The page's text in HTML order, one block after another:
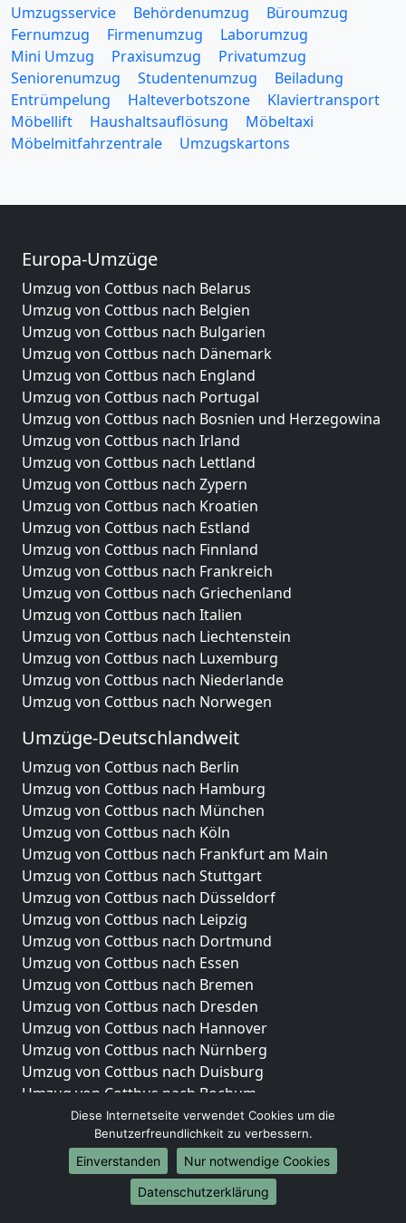
Umzugsservice Behördenumzug
Büroumzug
Fernumzug
Firmenumzug
Laborumzug
Mini Umzug
Praxisumzug
Privatumzug
Seniorenumzug
Studentenumzug
Beiladung
Entrümpelung
Halteverbotszone
Klaviertransport
Möbellift
Haushaltsauflösung
Möbeltaxi
Möbelmitfahrzentrale
Umzugskartons
Europa-Umzüge
Umzug von Cottbus nach Belarus
Umzug von Cottbus nach Belgien
Umzug von Cottbus nach Bulgarien
Umzug von Cottbus nach Dänemark
Umzug von Cottbus nach England
Umzug von Cottbus nach Portugal
Umzug von Cottbus nach Bosnien und Herzegowina
Umzug von Cottbus nach Irland
Umzug von Cottbus nach Lettland
Umzug von Cottbus nach Zypern
Umzug von Cottbus nach Kroatien
Umzug von Cottbus nach Estland
Umzug von Cottbus nach Finnland
Umzug von Cottbus nach Frankreich
Umzug von Cottbus nach Griechenland
Umzug von Cottbus nach Italien
Umzug von Cottbus nach Liechtenstein
Umzug von Cottbus nach Luxemburg
Umzug von Cottbus nach Niederlande
Umzug von Cottbus nach Norwegen
Umzüge-Deutschlandweit
Umzug von Cottbus nach Berlin
Umzug von Cottbus nach Hamburg
Umzug von Cottbus nach München
Umzug von Cottbus nach Köln
Umzug von Cottbus nach Frankfurt am Main
Umzug von Cottbus nach Stuttgart
Umzug von Cottbus nach Düsseldorf
Umzug von Cottbus nach Leipzig
Umzug von Cottbus nach Dortmund
Umzug von Cottbus nach Essen
Umzug von Cottbus nach Bremen
Umzug von Cottbus nach Dresden
Umzug von Cottbus nach Hannover
Umzug von Cottbus nach Nürnberg
Umzug von Cottbus nach Duisburg
Umzug von Cottbus nach Bochum
Umzug von Cottbus nach Wuppertal
Umzug von Cottbus nach Bielefeld
Umzug von Cottbus nach Bonn
Umzug von Cottbus nach Münster
Diese Internetseite verwendet Cookies um die
Benutzerfreundlichkeit zu verbessern.
Einverstanden
Nur notwendige Cookies
Datenschutzerklärung